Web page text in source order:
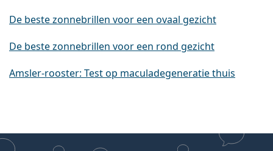
De beste zonnebrillen voor een ovaal gezicht
De beste zonnebrillen voor een rond gezicht
Amsler-rooster: Test op maculadegeneratie thuis